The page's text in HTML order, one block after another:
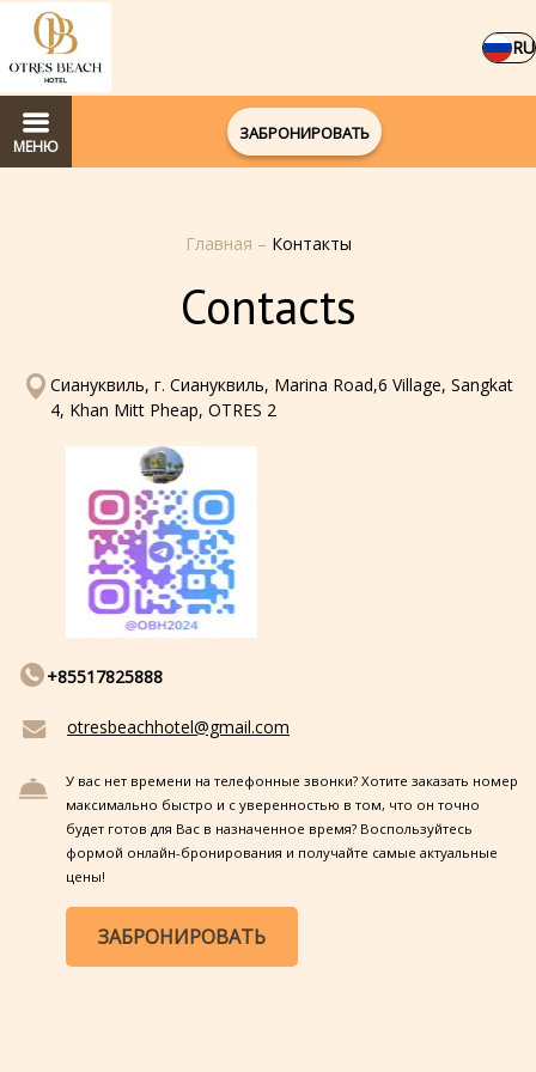
RU
МЕНЮ
ЗАБРОНИРОВАТЬ
Главная – Контакты
Contacts
Сиануквиль, г. Сиануквиль, Marina Road,6 Village, Sangkat
4, Khan Mitt Pheap, OTRES 2
+85517825888
otresbeachhotel@gmail.com
У вас нет времени на телефонные звонки? Хотите заказать номер
максимально быстро и с уверенностью в том, что он точно
будет готов для Вас в назначенное время? Воспользуйтесь
формой онлайн-бронирования и получайте самые актуальные
цены!
ЗАБРОНИРОВАТЬ